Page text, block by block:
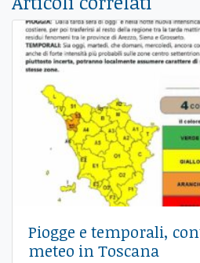
Piogge e temporali,
meteo in Toscana